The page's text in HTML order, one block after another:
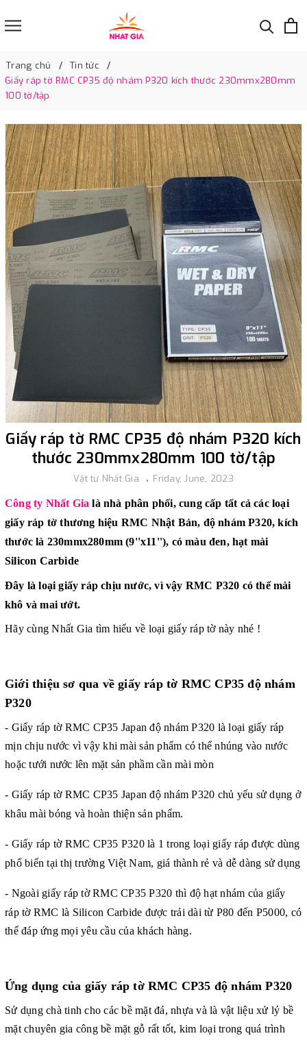
Trang chủ
Tin tức
Giấy ráp tờ RMC CP35 độ nhám P320 kích thước 230mmx280mm
100 tờ/tập
Giấy ráp tờ RMC CP35 độ nhám P320 kích
thước 230mmx280mm 100 tờ/tập
Vật tư Nhất Gia Friday, June, 2023
Công ty Nhất Gia là nhà phân phối, cung cấp tất cả các loại
giấy ráp tờ thương hiệu RMC Nhật Bản, độ nhám P320, kích
thước là 230mmx280mm (9''x11''), có màu đen, hạt mài
Silicon Carbide
Đây là loại giấy ráp chịu nước, vì vậy RMC P320 có thể mài
khô và mai ướt.
Hãy cùng Nhất Gia tìm hiểu về loại giấy ráp tờ này nhé !
Giới thiệu sơ qua về giấy ráp tờ RMC CP35 độ nhám
P320
- Giấy ráp tờ RMC CP35 Japan độ nhám P320 là loại giấy ráp
mịn chịu nước vì vậy khi mài sản phẩm có thể nhúng vào nước
hoặc tưới nước lên mặt sản phầm cần mài mòn
- Giấy ráp tờ RMC CP35 Japan độ nhám P320 chủ yếu sử dụng ở
khâu mài bóng và hoàn thiện sản phẩm.
- Giấy ráp tờ RMC CP35 P320 là 1 trong loại giấy ráp được dùng
phổ biến tại thị trường Việt Nam, giá thành rẻ và dễ dàng sử dụng
- Ngoài giấy ráp tờRMC CP35 P320 thì độ hạt nhám của giấy
ráp tờ RMC là Silicon Carbide được trải dài từ P80 đến P5000, có
thể đáp ứng mọi yêu cầu của khách hàng.
Ứng dụng của giấy ráp tờ RMC CP35 độ nhám P320
Sử dụng chà tinh cho các bề mặt đá, nhựa và là vật liệu xử lý bề
mặt chuyên gia công bề mặt gỗ rất tốt, kim loại trong quá trình